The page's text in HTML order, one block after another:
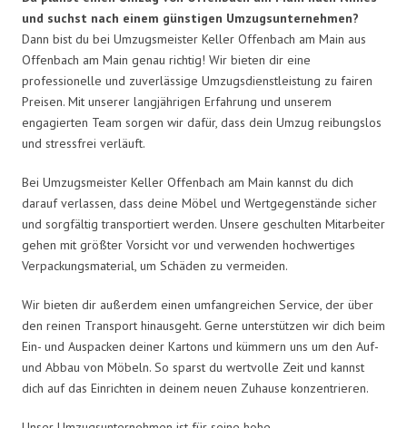
und suchst nach einem günstigen Umzugsunternehmen?
Dann bist du bei Umzugsmeister Keller Offenbach am Main aus
Offenbach am Main genau richtig! Wir bieten dir eine
professionelle und zuverlässige Umzugsdienstleistung zu fairen
Preisen. Mit unserer langjährigen Erfahrung und unserem
engagierten Team sorgen wir dafür, dass dein Umzug reibungslos
und stressfrei verläuft.
Bei Umzugsmeister Keller Offenbach am Main kannst du dich
darauf verlassen, dass deine Möbel und Wertgegenstände sicher
und sorgfältig transportiert werden. Unsere geschulten Mitarbeiter
gehen mit größter Vorsicht vor und verwenden hochwertiges
Verpackungsmaterial, um Schäden zu vermeiden.
Wir bieten dir außerdem einen umfangreichen Service, der über
den reinen Transport hinausgeht. Gerne unterstützen wir dich beim
Ein- und Auspacken deiner Kartons und kümmern uns um den Auf-
und Abbau von Möbeln. So sparst du wertvolle Zeit und kannst
dich auf das Einrichten in deinem neuen Zuhause konzentrieren.